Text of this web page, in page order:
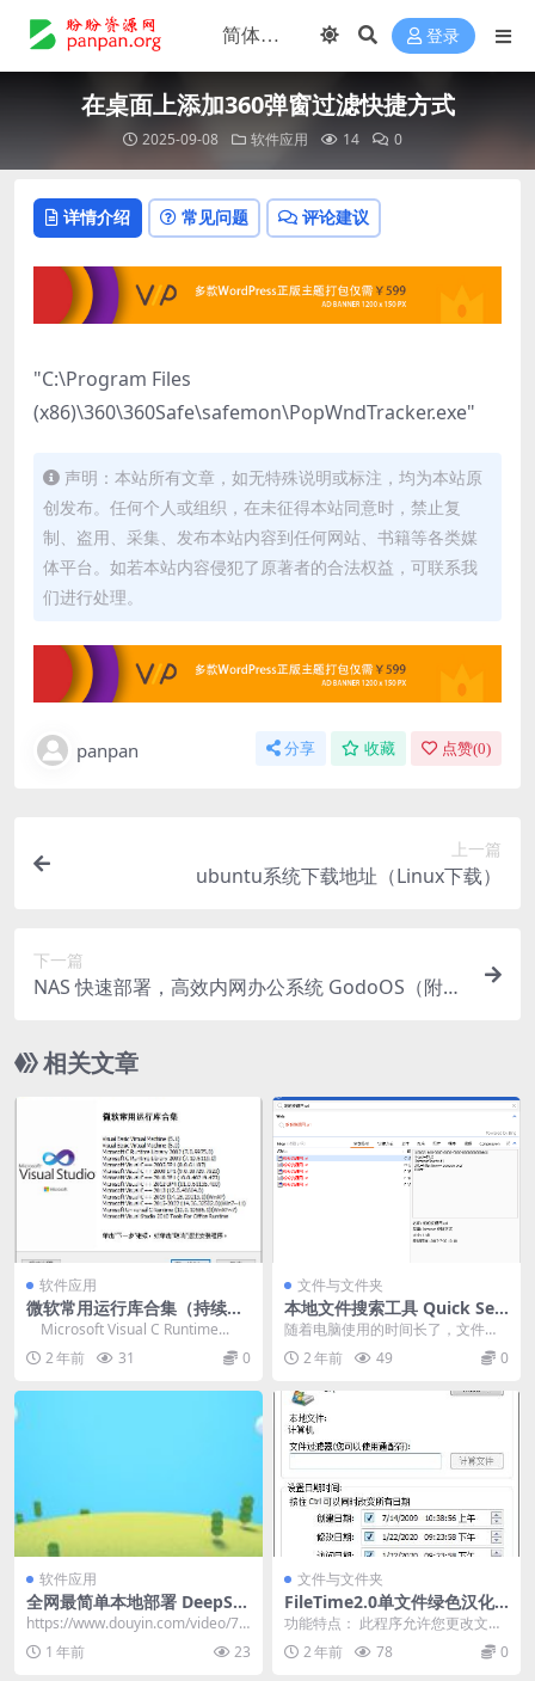
登录
在桌面上添加360弹窗过滤快捷方式
2025-09-08 软件应用 14 0
详情介绍 常见问题 评论建议
"C:\Program Files
(x86)\360\360Safe\safemon\PopWndTracker.exe"
声明：本站所有文章，如无特殊说明或标注，均为本站原
创发布。任何个人或组织，在未征得本站同意时，禁止复
制、盗用、采集、发布本站内容到任何网站、书籍等各类媒
体平台。如若本站内容侵犯了原著者的合法权益，可联系我
们进行处理。
panpan 分享 收藏 点赞(0)
上一篇
ubuntu系统下载地址（Linux下载）
下一篇
NAS 快速部署，高效内网办公系统 GodoOS（附官
相关文章
软件应用
微软常用运行库合集（持续更
新帖）
Microsoft Visual C Runtime...
2 年前
31 0
文件与文件夹
本地文件搜索工具 Quick Sea
rch 5.29.1.105 中文免费版
随着电脑使用的时间长了，文件也
就多了，有时候要找某个文件还是
挺头疼，虽然Wind...
2 年前 49 0
软件应用
全网最简单本地部署 DeepSe
ek-R1教程
https://www.douyin.com/video/74
684674158...
1 年前 23
文件与文件夹
FileTime2.0单文件绿色汉化
版-修改文件时间-改变文件时
功能特点： 此程序允许您更改文件
&文件夹的创建、修改和最后一次
访问日期。...
2 年前 78 0